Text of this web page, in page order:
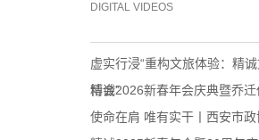
DIGITAL VIDEOS
虚实行浸“重构文旅体验：精
博会”
精诚2026新春年会庆典暨乔
使命在肩 唯有实干丨西安市